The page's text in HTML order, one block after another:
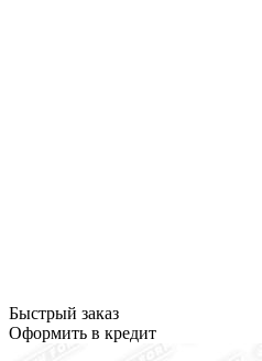
Быстрый заказ
Оформить в кредит